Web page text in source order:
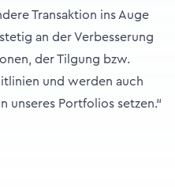
Transaktion ins Auge
an der Verbesserung
der Tilgung bzw.
und werden auch
unseres Portfolios setzen.“